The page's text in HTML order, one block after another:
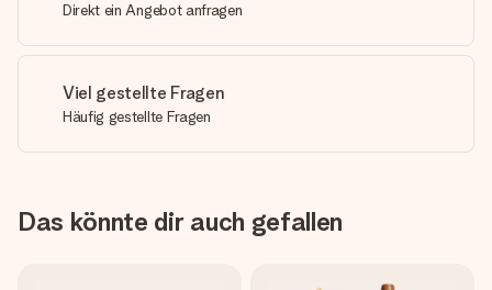
Direkt ein Angebot anfragen
Viel gestellte Fragen
Häufig gestellte Fragen
Das könnte dir auch gefallen